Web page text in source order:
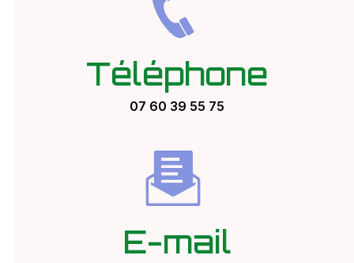
Téléphone
07 60 39 55 75
E-mail